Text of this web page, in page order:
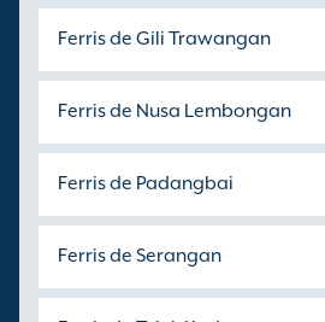
Ferris de Gili Trawangan
Ferris de Nusa Lembongan
Ferris de Padangbai
Ferris de Serangan